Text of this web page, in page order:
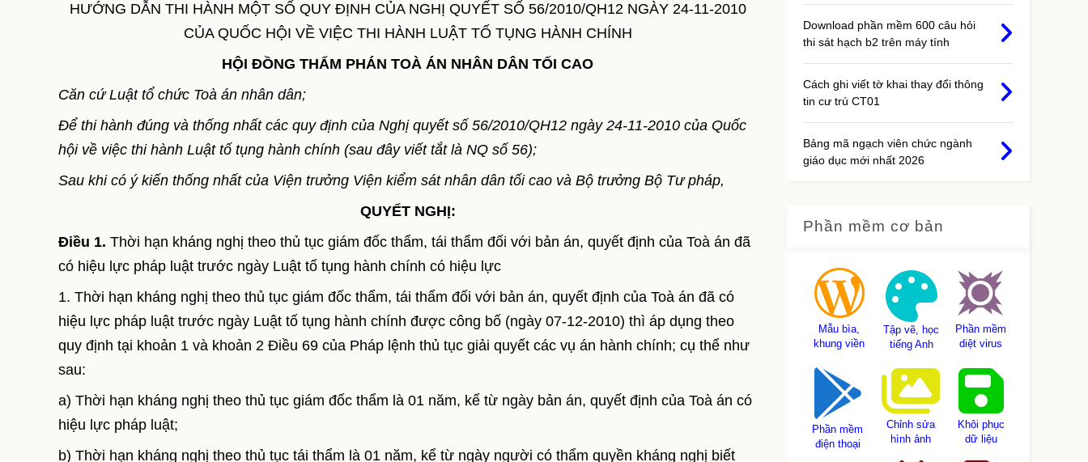
HƯỚNG DẪN THI HÀNH MỘT SỐ QUY ĐỊNH CỦA NGHỊ QUYẾT SỐ 56/2010/QH12 NGÀY 24-11-2010
CỦA QUỐC HỘI VỀ VIỆC THI HÀNH LUẬT TỐ TỤNG HÀNH CHÍNH
HỘI ĐỒNG THẨM PHÁN TOÀ ÁN NHÂN DÂN TỐI CAO
Căn cứ Luật tổ chức Toà án nhân dân;
Để thi hành đúng và thống nhất các quy định của Nghị quyết số 56/2010/QH12 ngày 24-11-2010 của Quốc
hội về việc thi hành Luật tố tụng hành chính (sau đây viết tắt là NQ số 56);
Sau khi có ý kiến thống nhất của Viện trưởng Viện kiểm sát nhân dân tối cao và Bộ trưởng Bộ Tư pháp,
QUYẾT NGHỊ:
Điều 1. Thời hạn kháng nghị theo thủ tục giám đốc thẩm, tái thẩm đối với bản án, quyết định của Toà án đã
có hiệu lực pháp luật trước ngày Luật tố tụng hành chính có hiệu lực
1. Thời hạn kháng nghị theo thủ tục giám đốc thẩm, tái thẩm đối với bản án, quyết định của Toà án đã có
hiệu lực pháp luật trước ngày Luật tố tụng hành chính được công bố (ngày 07-12-2010) thì áp dụng theo
quy định tại khoản 1 và khoản 2 Điều 69 của Pháp lệnh thủ tục giải quyết các vụ án hành chính; cụ thể như
sau:
a) Thời hạn kháng nghị theo thủ tục giám đốc thẩm là 01 năm, kể từ ngày bản án, quyết định của Toà án có
hiệu lực pháp luật;
b) Thời hạn kháng nghị theo thủ tục tái thẩm là 01 năm, kể từ ngày người có thẩm quyền kháng nghị biết
Download phần mềm 600 câu hỏi
thi sát hạch b2 trên máy tính
Cách ghi viết tờ khai thay đổi thông
tin cư trú CT01
Bảng mã ngạch viên chức ngành
giáo dục mới nhất 2026
Phần mềm cơ bản
Mẫu bìa,
khung viền
Tập vẽ, học
tiếng Anh
Phần mềm
diệt virus
Phần mềm
điện thoại
Chỉnh sửa
hình ảnh
Khôi phục
dữ liệu